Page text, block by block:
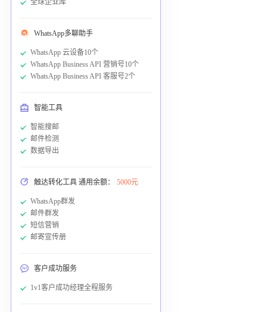
全球企业库
WhatsApp多聊助手
WhatsApp 云设备10个
WhatsApp Business API 营销号10个
WhatsApp Business API 客服号2个
智能工具
智能搜邮
邮件检测
数据导出
触达转化工具 通用余额： 5000元
WhatsApp群发
邮件群发
短信营销
邮寄宣传册
客户成功服务
1v1客户成功经理全程服务